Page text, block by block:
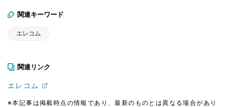
関連キーワード
エレコム
関連リンク
エレコム
※本記事は掲載時点の情報であり、最新のものとは異なる場合があり